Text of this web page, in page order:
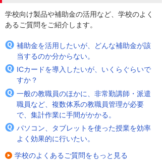
学校向け製品や補助金の活用など、学校のよく
あるご質問をご紹介します。
補助金を活用したいが、どんな補助金が該
当するのか分からない。
ICカードを導入したいが、いくらぐらいで
すか？
一般の教職員のほかに、非常勤講師・派遣
職員など、複数体系の教職員管理が必要
で、集計作業に手間がかかる。
パソコン、タブレットを使った授業を効率
よく効果的に行いたい。
学校のよくあるご質問をもっと見る